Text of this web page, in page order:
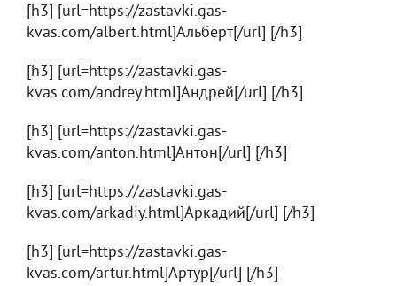
[h3] [url=https://zastavki.gas-
kvas.com/albert.html]Альберт[/url] [/h3]
[h3] [url=https://zastavki.gas-
kvas.com/andrey.html]Андрей[/url] [/h3]
[h3] [url=https://zastavki.gas-
kvas.com/anton.html]Антон[/url] [/h3]
[h3] [url=https://zastavki.gas-
kvas.com/arkadiy.html]Аркадий[/url] [/h3]
[h3] [url=https://zastavki.gas-
kvas.com/artur.html]Артур[/url] [/h3]